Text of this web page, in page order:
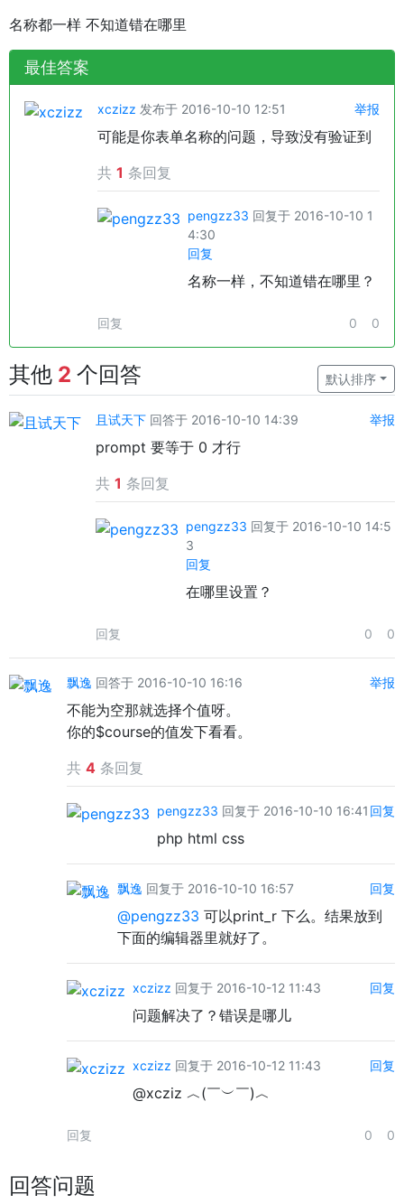
名称都一样 不知道错在哪里
最佳答案
xczizz 发布于 2016-10-10 12:51 举报
可能是你表单名称的问题，导致没有验证到
共 1 条回复
pengzz33 回复于 2016-10-10 1
4:30
回复
名称一样，不知道错在哪里？
回复 0 0
其他 2 个回答 默认排序
且试天下 回答于 2016-10-10 14:39 举报
prompt 要等于 0 才行
共 1 条回复
pengzz33 回复于 2016-10-10 14:5
3
回复
在哪里设置？
回复 0 0
飘逸 回答于 2016-10-10 16:16 举报
不能为空那就选择个值呀。
你的$course的值发下看看。
共 4 条回复
pengzz33 回复于 2016-10-10 16:41 回复
php html css
飘逸 回复于 2016-10-10 16:57 回复
@pengzz33 可以print_r 下么。结果放到
下面的编辑器里就好了。
xczizz 回复于 2016-10-12 11:43 回复
问题解决了？错误是哪儿
xczizz 回复于 2016-10-12 11:43 回复
@xcziz ︿(￣︶￣)︿
回复 0 0
回答问题